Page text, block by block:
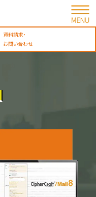
資料請求・
お問い合わせ